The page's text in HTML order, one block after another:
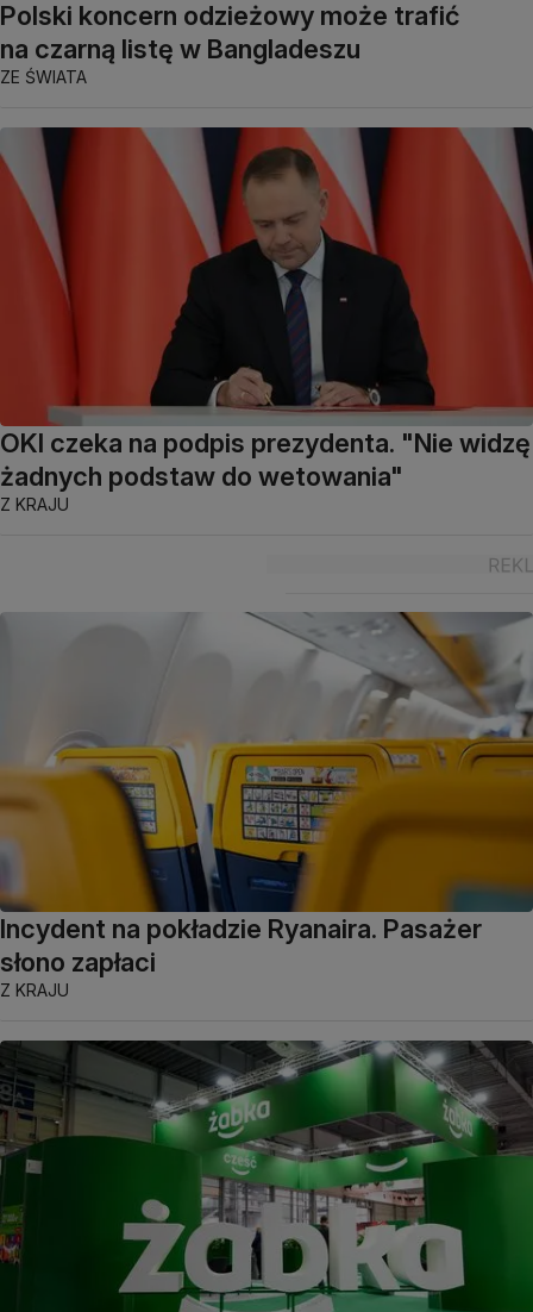
Polski koncern odzieżowy może trafić
na czarną listę w Bangladeszu
ZE ŚWIATA
OKI czeka na podpis prezydenta. "Nie widzę
żadnych podstaw do wetowania"
Z KRAJU
Incydent na pokładzie Ryanaira. Pasażer
słono zapłaci
Z KRAJU